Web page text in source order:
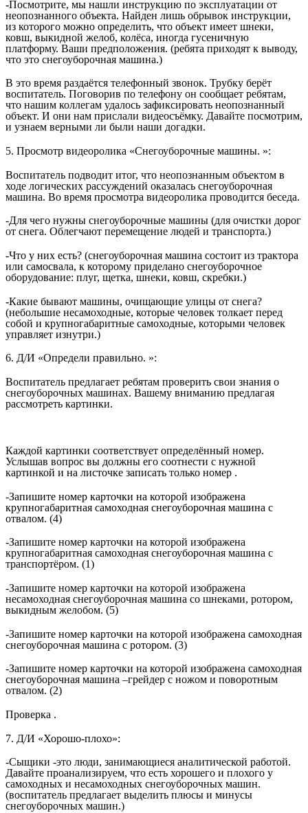
-Посмотрите, мы нашли инструкцию по эксплуатации от
неопознанного объекта. Найден лишь обрывок инструкции,
из которого можно определить, что объект имеет шнеки,
ковш, выкидной желоб, колёса, иногда гусеничную
платформу. Ваши предположения. (ребята приходят к выводу,
что это снегоуборочная машина.)
В это время раздаётся телефонный звонок. Трубку берёт
воспитатель. Поговорив по телефону он сообщает ребятам,
что нашим коллегам удалось зафиксировать неопознанный
объект. И они нам прислали видеосъёмку. Давайте посмотрим,
и узнаем верными ли были наши догадки.
5. Просмотр видеоролика «Снегоуборочные машины. »:
Воспитатель подводит итог, что неопознанным объектом в
ходе логических рассуждений оказалась снегоуборочная
машина. Во время просмотра видеоролика проводится беседа.
-Для чего нужны снегоуборочные машины (для очистки дорог
от снега. Облегчают перемещение людей и транспорта.)
-Что у них есть? (снегоуборочная машина состоит из трактора
или самосвала, к которому приделано снегоуборочное
оборудование: плуг, щетка, шнеки, ковш, скребки.)
-Какие бывают машины, очищающие улицы от снега?
(небольшие несамоходные, которые человек толкает перед
собой и крупногабаритные самоходные, которыми человек
управляет изнутри.)
6. Д/И «Определи правильно. »:
Воспитатель предлагает ребятам проверить свои знания о
снегоуборочных машинах. Вашему вниманию предлагая
рассмотреть картинки.
Каждой картинки соответствует определённый номер.
Услышав вопрос вы должны его соотнести с нужной
картинкой и на листочке записать только номер .
-Запишите номер карточки на которой изображена
крупногабаритная самоходная снегоуборочная машина с
отвалом. (4)
-Запишите номер карточки на которой изображена
крупногабаритная самоходная снегоуборочная машина с
транспортёром. (1)
-Запишите номер карточки на которой изображена
несамоходная снегоуборочная машина со шнеками, ротором,
выкидным желобом. (5)
-Запишите номер карточки на которой изображена самоходная
снегоуборочная машина с ротором. (3)
-Запишите номер карточки на которой изображена самоходная
снегоуборочная машина –грейдер с ножом и поворотным
отвалом. (2)
Проверка .
7. Д/И «Хорошо-плохо»:
-Сыщики -это люди, занимающиеся аналитической работой.
Давайте проанализируем, что есть хорошего и плохого у
самоходных и несамоходных снегоуборочных машин.
(воспитатель предлагает выделить плюсы и минусы
снегоуборочных машин.)